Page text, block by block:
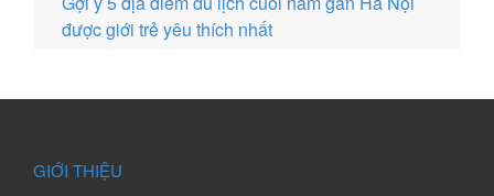
được giới trẻ yêu thích nhất
GIỚI THIỆU